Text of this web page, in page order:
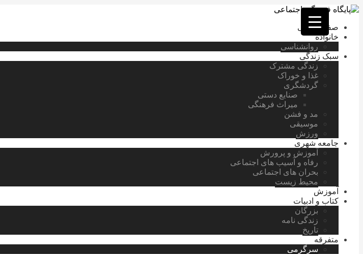
فصد
غرب
تهران
خشکشویی
تصفیه
تهران
صفحه اصلی
خانواده
روانشناسی
سبک زندگی
زندگی مشترک
غذا و خوراک
گردشگری
صنایع دستی
میراث فرهنگی
مد و فشن
موسیقی
ورزش
جامعه شهری
آموزش و پرورش
رفاه و آسیب های اجتماعی
بحران های اجتماعی
محیط زیست
آموزش
کتاب و ادبیات
بزرگان
زندگی نامه
تاریخ
متفرقه
سرگرمی